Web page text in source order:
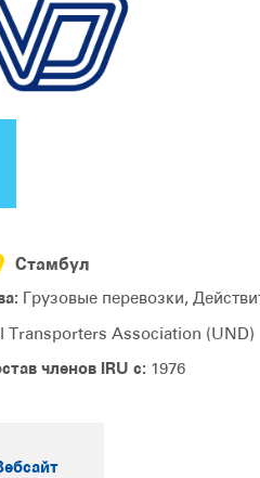
Стамбул
Грузовые перевозки,
Transporters Association (UND)
членов IRU с: 1976